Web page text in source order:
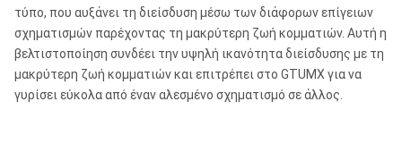
τύπο, που αυξάνει τη διείσδυση μέσω των διάφορων επίγειων
σχηματισμών παρέχοντας τη μακρύτερη ζωή κομματιών. Αυτή η
βελτιστοποίηση συνδέει την υψηλή ικανότητα διείσδυσης με τη
μακρύτερη ζωή κομματιών και επιτρέπει στο GTUMX για να
γυρίσει εύκολα από έναν αλεσμένο σχηματισμό σε άλλος.